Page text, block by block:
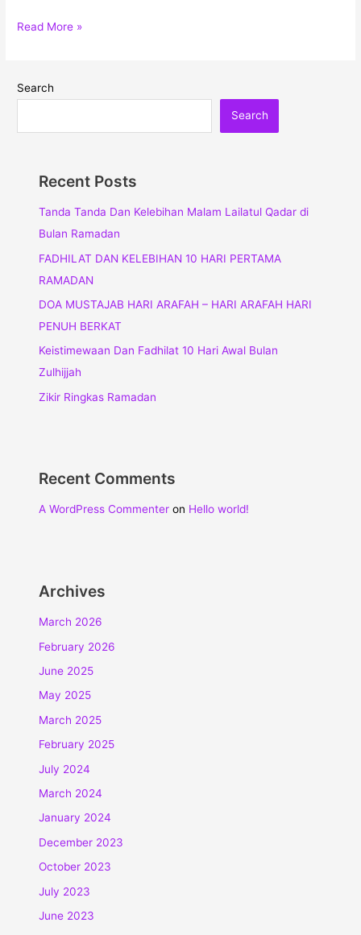
Read More »
Search
Search
Recent Posts
Tanda Tanda Dan Kelebihan Malam Lailatul Qadar di
Bulan Ramadan
FADHILAT DAN KELEBIHAN 10 HARI PERTAMA
RAMADAN
DOA MUSTAJAB HARI ARAFAH – HARI ARAFAH HARI
PENUH BERKAT
Keistimewaan Dan Fadhilat 10 Hari Awal Bulan
Zulhijjah
Zikir Ringkas Ramadan
Recent Comments
A WordPress Commenter on Hello world!
Archives
March 2026
February 2026
June 2025
May 2025
March 2025
February 2025
July 2024
March 2024
January 2024
December 2023
October 2023
July 2023
June 2023